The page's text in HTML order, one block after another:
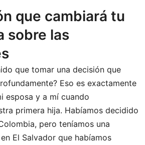
que cambiará tu
sobre las
que tomar una decisión que
Eso es exactamente
esposa y a mí cuando
primera hija. Habíamos decidido
pero teníamos una
El Salvador que habíamos